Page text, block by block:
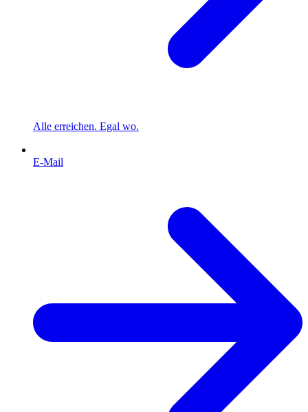
Alle erreichen. Egal wo.
E-Mail